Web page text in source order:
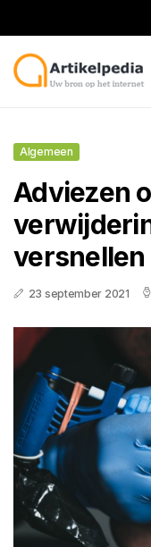
Algemeen
Adviezen
versnellen
23 september 2021